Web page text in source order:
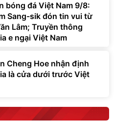
bóng đá Việt Nam 9/8:
Sang-sik đón tin vui từ
Lâm; Truyền thông
e ngại Việt Nam
Cheng Hoe nhận định
là cửa dưới trước Việt